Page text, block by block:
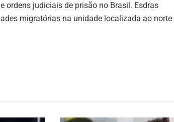
ordens judiciais de prisão no Brasil. Esdras
migratórias na unidade localizada ao norte